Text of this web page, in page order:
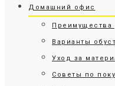
Домашний офис
Варианты
Уход за
Советы по